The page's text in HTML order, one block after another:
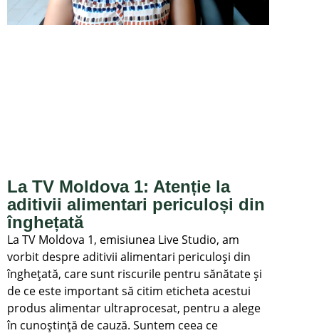
La TV Moldova 1: Atenție la
aditivii alimentari periculoși din
înghețată
La TV Moldova 1, emisiunea Live Studio, am
vorbit despre aditivii alimentari periculoși din
înghețată, care sunt riscurile pentru sănătate și
de ce este important să citim eticheta acestui
produs alimentar ultraprocesat, pentru a alege
în cunoștință de cauză. Suntem ceea ce